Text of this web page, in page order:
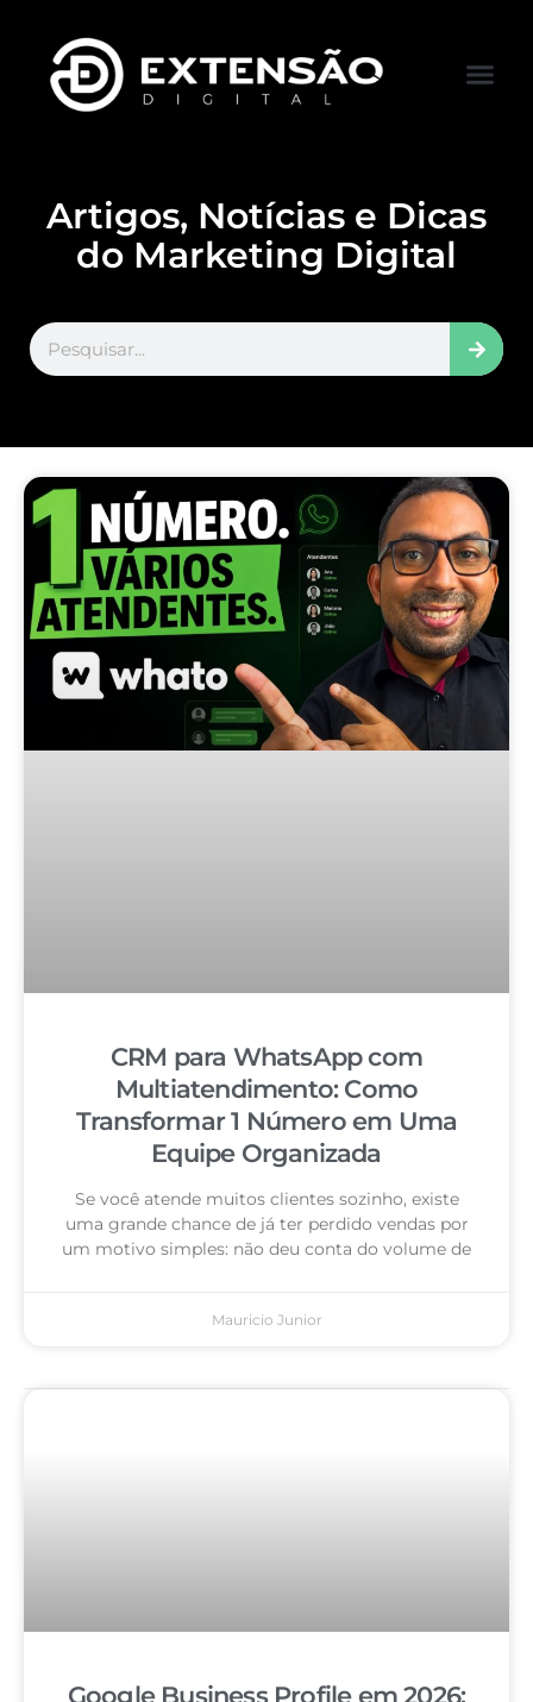
Artigos, Notícias e Dicas
do Marketing Digital
CRM para WhatsApp com
Multiatendimento: Como
Transformar 1 Número em Uma
Equipe Organizada
Se você atende muitos clientes sozinho, existe
uma grande chance de já ter perdido vendas por
um motivo simples: não deu conta do volume de
Mauricio Junior
Google Business Profile em 2026: